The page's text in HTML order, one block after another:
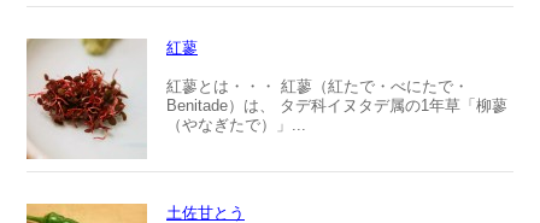
紅蓼
紅蓼とは・・・ 紅蓼（紅たで・べにたで・
Benitade）は、 タデ科イヌタデ属の1年草「柳蓼
（やなぎたで）」...
土佐甘とう